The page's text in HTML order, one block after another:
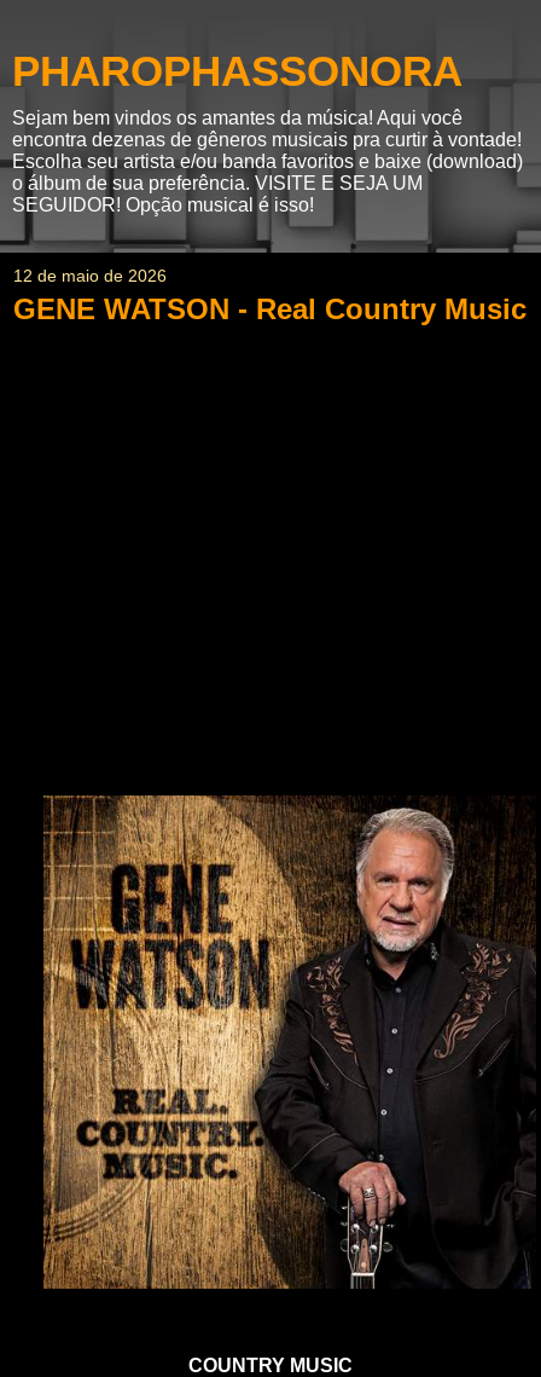
PHAROPHASSONORA
Sejam bem vindos os amantes da música! Aqui você
encontra dezenas de gêneros musicais pra curtir à vontade!
Escolha seu artista e/ou banda favoritos e baixe (download)
o álbum de sua preferência. VISITE E SEJA UM
SEGUIDOR! Opção musical é isso!
12 de maio de 2026
GENE WATSON - Real Country Music
COUNTRY MUSIC